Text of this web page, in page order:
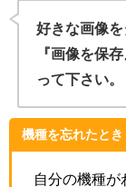
好きな画像
『画像を保
って下さい。
機種を忘れたとき
自分の機種が